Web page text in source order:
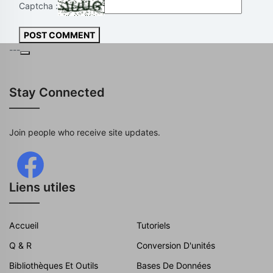
Captcha :
POST COMMENT
---
Stay Connected
Join people who receive site updates.
Liens utiles
Accueil
Tutoriels
Q & R
Conversion D'unités
Bibliothèques Et Outils
Bases De Données